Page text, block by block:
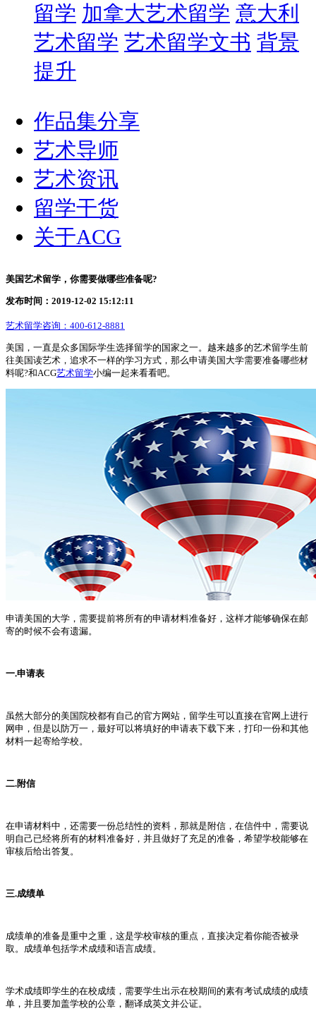
留学 加拿大艺术留学 意大利
艺术留学 艺术留学文书 背景
提升
作品集分享
艺术导师
艺术资讯
留学干货
关于ACG
美国艺术留学，你需要做哪些准备呢?
发布时间：2019-12-02 15:12:11
艺术留学咨询： 400-612-8881
美国，一直是众多国际学生选择留学的国家之一。越来越多的艺术留学生前
往美国读艺术，追求不一样的学习方式，那么申请美国大学需要准备哪些材
料呢?和ACG艺术留学小编一起来看看吧。
申请美国的大学，需要提前将所有的申请材料准备好，这样才能够确保在邮
寄的时候不会有遗漏。
一.申请表
虽然大部分的美国院校都有自己的官方网站，留学生可以直接在官网上进行
网申，但是以防万一，最好可以将填好的申请表下载下来，打印一份和其他
材料一起寄给学校。
二.附信
在申请材料中，还需要一份总结性的资料，那就是附信，在信件中，需要说
明自己已经将所有的材料准备好，并且做好了充足的准备，希望学校能够在
审核后给出答复。
三.成绩单
成绩单的准备是重中之重，这是学校审核的重点，直接决定着你能否被录
取。成绩单包括学术成绩和语言成绩。
学术成绩即学生的在校成绩，需要学生出示在校期间的素有考试成绩的成绩
单，并且要加盖学校的公章，翻译成英文并公证。